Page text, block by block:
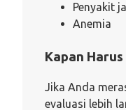
Penyakit
Anemia
Kapan
Jika Anda
evaluasi lebih